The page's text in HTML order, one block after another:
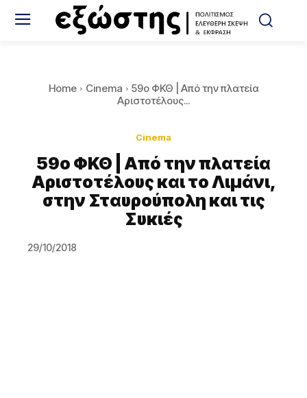
Home Cinema
59o ΦΚΘ | Από την πλατεία
Αριστοτέλους...
Cinema
59o ΦΚΘ | Από την πλατεία
Αριστοτέλους και το Λιμάνι,
στην Σταυρούπολη και τις
Συκιές
29/10/2018